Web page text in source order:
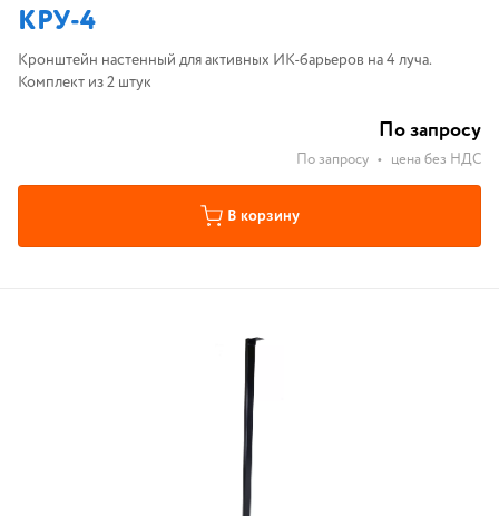
КРУ-4
Кронштейн настенный для активных ИК-барьеров на 4 луча.
Комплект из 2 штук
По запросу
По запросу • цена без НДС
В корзину